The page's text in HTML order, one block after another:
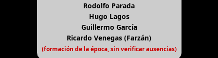
Rodolfo Parada
Hugo Lagos
Guillermo García
Ricardo Venegas (Farzán)
(formación de la época, sin verificar ausencias)